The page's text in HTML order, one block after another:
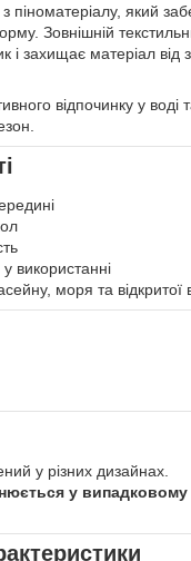
піноматеріалу, який
Зовнішній
і захищає матеріал від
відпочинку у
у використанні
моря та відкритої
у різних дизайнах.
у випадковому